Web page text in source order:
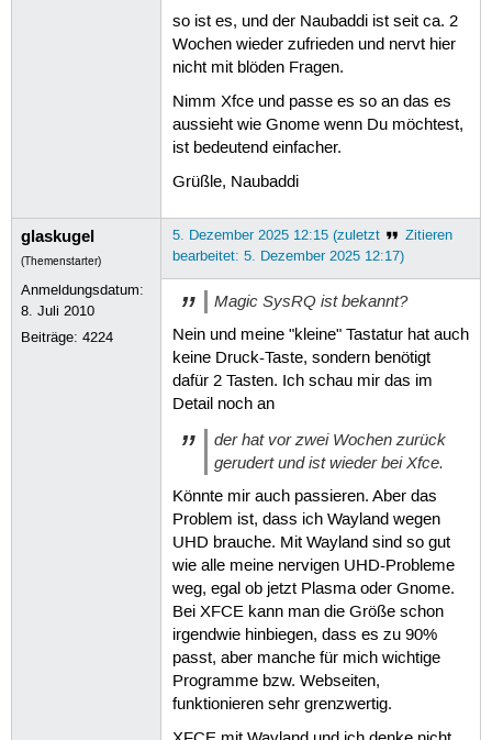
so ist es, und der Naubaddi ist seit ca. 2
Wochen wieder zufrieden und nervt hier
nicht mit blöden Fragen.
Nimm Xfce und passe es so an das es
aussieht wie Gnome wenn Du möchtest,
ist bedeutend einfacher.
Grüßle, Naubaddi
glaskugel
(Themenstarter)
Anmeldungsdatum:
8. Juli 2010
Beiträge:4224
Zitieren
5. Dezember 2025 12:15 (zuletzt
bearbeitet: 5. Dezember 2025 12:17)
Magic SysRQ ist bekannt?
Nein und meine "kleine" Tastatur hat auch
keine Druck-Taste, sondern benötigt
dafür 2 Tasten. Ich schau mir das im
Detail noch an
der hat vor zwei Wochen zurück
gerudert und ist wieder bei Xfce.
Könnte mir auch passieren. Aber das
Problem ist, dass ich Wayland wegen
UHD brauche. Mit Wayland sind so gut
wie alle meine nervigen UHD-Probleme
weg, egal ob jetzt Plasma oder Gnome.
Bei XFCE kann man die Größe schon
irgendwie hinbiegen, dass es zu 90%
passt, aber manche für mich wichtige
Programme bzw. Webseiten,
funktionieren sehr grenzwertig.